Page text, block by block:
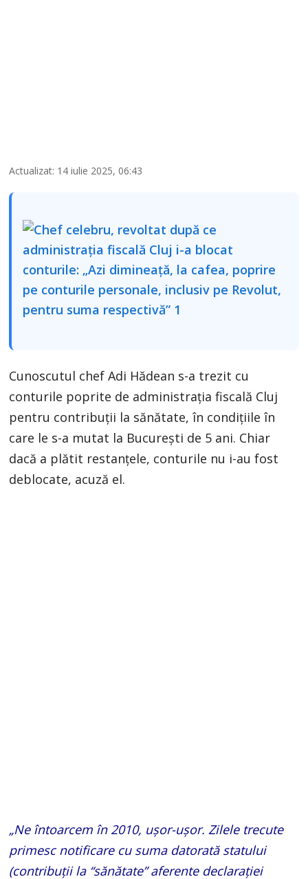
Actualizat: 14 iulie 2025, 06:43
Cunoscutul chef Adi Hădean s-a trezit cu
conturile poprite de administrația fiscală Cluj
pentru contribuții la sănătate, în condițiile în
care le s-a mutat la București de 5 ani. Chiar
dacă a plătit restanțele, conturile nu i-au fost
deblocate, acuză el.
„Ne întoarcem în 2010, ușor-ușor. Zilele trecute
primesc notificare cu suma datorată statului
(contribuții la “sănătate” aferente declarației